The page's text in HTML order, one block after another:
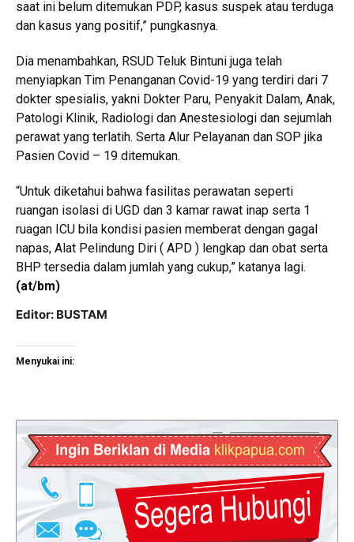
saat ini belum ditemukan PDP, kasus suspek atau terduga
dan kasus yang positif,” pungkasnya.
Dia menambahkan, RSUD Teluk Bintuni juga telah
menyiapkan Tim Penanganan Covid-19 yang terdiri dari 7
dokter spesialis, yakni Dokter Paru, Penyakit Dalam, Anak,
Patologi Klinik, Radiologi dan Anestesiologi dan sejumlah
perawat yang terlatih. Serta Alur Pelayanan dan SOP jika
Pasien Covid – 19 ditemukan.
“Untuk diketahui bahwa fasilitas perawatan seperti
ruangan isolasi di UGD dan 3 kamar rawat inap serta 1
ruagan ICU bila kondisi pasien memberat dengan gagal
napas, Alat Pelindung Diri ( APD ) lengkap dan obat serta
BHP tersedia dalam jumlah yang cukup,” katanya lagi.
(at/bm)
Editor: BUSTAM
Menyukai ini: